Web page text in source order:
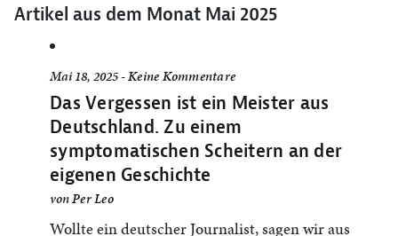
Artikel aus dem Monat Mai 2025
Mai 18, 2025 -Keine Kommentare
Das Vergessen ist ein Meister aus
Deutschland. Zu einem
symptomatischen Scheitern an der
eigenen Geschichte
vonPer Leo
Wollte ein deutscher Journalist, sagen wir aus